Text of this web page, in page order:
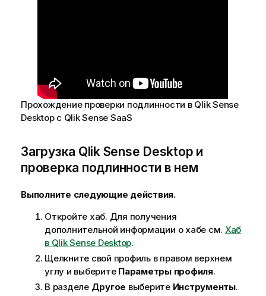
Прохождение проверки подлинности в Qlik Sense
Desktopс Qlik Sense SaaS
Загрузка Qlik Sense Desktop и
проверка подлинности в нем
Выполните следующие действия.
Откройте хаб. Для получения
дополнительной информации о хабе см. Хаб
в Qlik Sense Desktop.
Щелкните свой профиль в правом верхнем
углу и выберите Параметры профиля.
В разделе Другое выберите Инструменты.